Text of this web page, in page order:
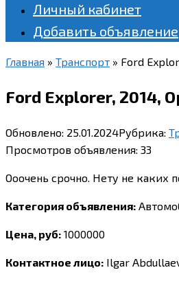
Личный кабинет
Добавить объявление
Главная » Транспорт » Ford
Ford Explorer, 2014,
Обновлено: 25.01.2024Рубрика:
Просмотров объявления: 33
Ооочень срочно. Нету не каких
Категория объявления:
Цена, руб: 1000000
Контактное лицо: Ilgar